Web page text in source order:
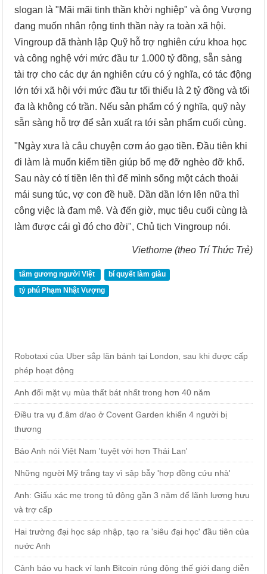
slogan là "Mãi mãi tinh thần khởi nghiệp" và ông Vượng
đang muốn nhân rộng tinh thần này ra toàn xã hội.
Vingroup đã thành lập Quỹ hỗ trợ nghiên cứu khoa học
và công nghệ với mức đầu tư 1.000 tỷ đồng, sẵn sàng
tài trợ cho các dự án nghiên cứu có ý nghĩa, có tác động
lớn tới xã hội với mức đầu tư tối thiểu là 2 tỷ đồng và tối
đa là không có trần. Nếu sản phẩm có ý nghĩa, quỹ này
sẵn sàng hỗ trợ để sản xuất ra tới sản phẩm cuối cùng.
"Ngày xưa là câu chuyện cơm áo gạo tiền. Đầu tiên khi
đi làm là muốn kiếm tiền giúp bố mẹ đỡ nghèo đỡ khổ.
Sau này có tí tiền lên thì để mình sống một cách thoải
mái sung túc, vợ con đề huề. Dần dần lớn lên nữa thì
công việc là đam mê. Và đến giờ, mục tiêu cuối cùng là
làm được cái gì đó cho đời", Chủ tịch Vingroup nói.
Viethome (theo Trí Thức Trẻ)
tấm gương người Việt
bí quyết làm giàu
tỷ phú Phạm Nhật Vượng
Robotaxi của Uber sắp lăn bánh tại London, sau khi được cấp
phép hoạt động
Anh đối mặt vụ mùa thất bát nhất trong hơn 40 năm
Điều tra vụ đ.âm d/ao ở Covent Garden khiến 4 người bị
thương
Báo Anh nói Việt Nam 'tuyệt vời hơn Thái Lan'
Những người Mỹ trắng tay vì sập bẫy 'hợp đồng cứu nhà'
Anh: Giấu xác mẹ trong tủ đông gần 3 năm để lãnh lương hưu
và trợ cấp
Hai trường đại học sáp nhập, tạo ra 'siêu đại học' đầu tiên của
nước Anh
Cảnh báo vụ hack ví lạnh Bitcoin rúng động thế giới đang diễn